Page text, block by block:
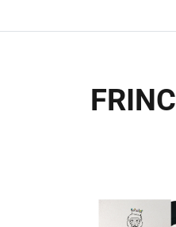
FRINC